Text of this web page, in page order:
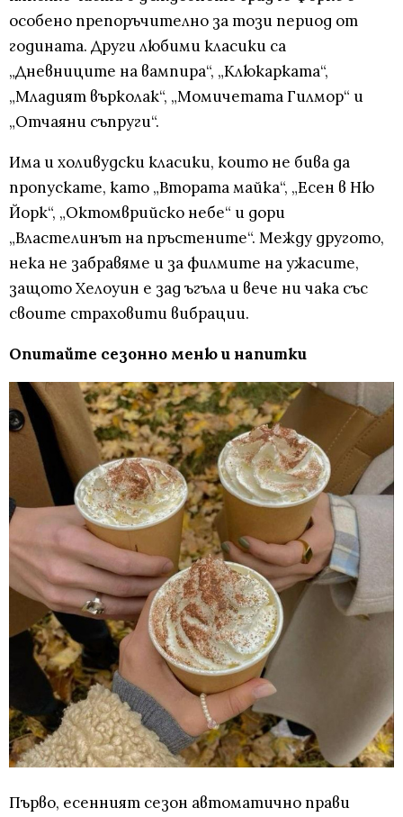
особено препоръчително за този период от
годината. Други любими класики са
„Дневниците на вампира“, „Клюкарката“,
„Младият върколак“, „Момичетата Гилмор“ и
„Отчаяни съпруги“.
Има и холивудски класики, които не бива да
пропускате, като „Втората майка“, „Есен в Ню
Йорк“, „Октомврийско небе“ и дори
„Властелинът на пръстените“. Между другото,
нека не забравяме и за филмите на ужасите,
защото Хелоуин е зад ъгъла и вече ни чака със
своите страховити вибрации.
Опитайте сезонно меню и напитки
Първо, есенният сезон автоматично прави